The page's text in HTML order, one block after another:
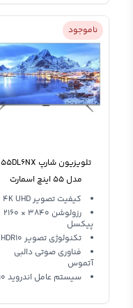
ناموجود
تلویزیون شارپ 55DL6NX
مدل 55 اینچ اسمارت
آندروید
کیفیت تصویر 4K UHD
رزولوشن 3840 × 2160
پیکسل
تکنولوژی تصویر HDR10
فناوری صوتی دالبی
آتموس
سیستم عامل اندروید 10